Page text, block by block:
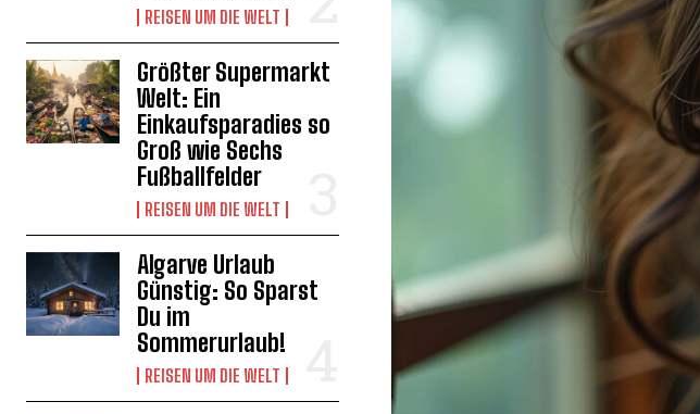
REISEN UM DIE WELT
Größter Supermarkt
Welt: Ein
Einkaufsparadies so
Groß wie Sechs
Fußballfelder
REISEN UM DIE WELT
Algarve Urlaub
Günstig: So Sparst
Du im
Sommerurlaub!
REISEN UM DIE WELT